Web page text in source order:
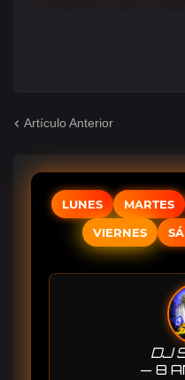
Artículo Anterior
LUNES MARTES
VIERNES
DJ
— 8